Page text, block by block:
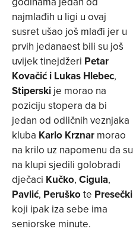
najmlađih u ligi u ovaj
susret ušao još mlađi jer u
prvih jedanaest bili su još
uvijek tinejdžeri Petar
Kovačić i Lukas Hlebec,
Stiperski je morao na
poziciju stopera da bi
jedan od odličnih veznjaka
kluba Karlo Krznar morao
na krilo uz napomenu da su
na klupi sjedili golobradi
dječaci Kučko, Cigula,
Pavlić, Peruškote Presečki
koji ipak iza sebe ima
seniorske minute.